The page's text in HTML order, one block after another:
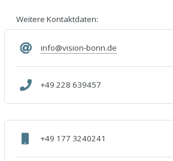
Weitere Kontaktdaten:
info@vision-bonn.de
+49 228 639457
+49 177 3240241